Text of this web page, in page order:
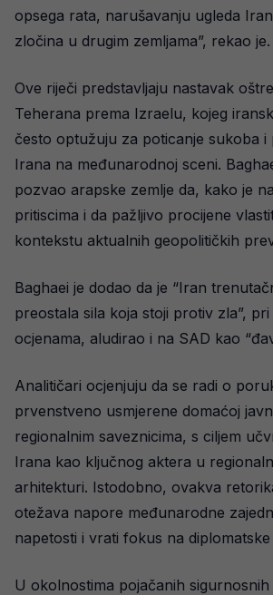
opsega rata, narušavanju ugleda
zločina u drugim zemljama”, rekao je.
Ove riječi predstavljaju nastavak
Teherana prema Izraelu, kojeg
često optužuju za poticanje sukoba i
Irana na međunarodnoj sceni.
pozvao arapske zemlje da, kako je
pritiscima i da pažljivo procijene
kontekstu aktualnih geopolitičkih
Baghaei je dodao da je “Iran
preostala sila koja stoji protiv zla”,
ocjenama, aludirao i na SAD kao
Analitičari ocjenjuju da se radi o
prvenstveno usmjerene domaćoj
regionalnim saveznicima, s ciljem
Irana kao ključnog aktera u
arhitekturi. Istodobno, ovakva
otežava napore međunarodne
napetosti i vrati fokus na diplomatske
U okolnostima pojačanih sigurnosnih